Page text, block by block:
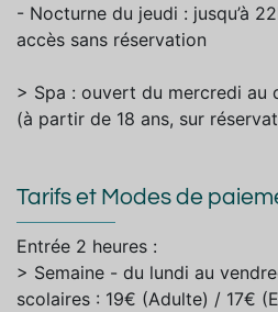
- Nocturne du jeudi : jusqu’à
accès sans réservation
> Spa : ouvert du mercredi au
(à partir de 18 ans, sur
Tarifs et Modes de
Entrée 2 heures :
> Semaine - du lundi au
scolaires : 19€ (Adulte) / 17€